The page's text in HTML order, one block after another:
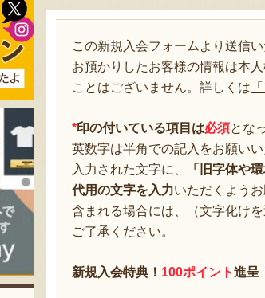
この新規入会フォームより送信
お預かりしたお客様の情報は本
ことはございません。詳しくは
*印の付いている項目は必須とな
英数字は半角での記入をお願いい
入力された文字に、
「旧字体や
代用の文字を入力いただくよう
含まれる場合には、（文字化け
ご了承ください。
新規入会特典！ 100ポイント進呈